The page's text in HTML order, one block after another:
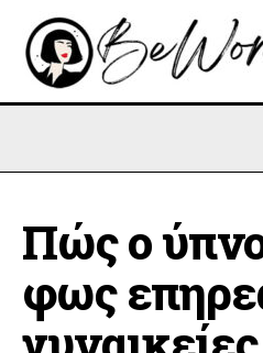
Πώς ο
φως